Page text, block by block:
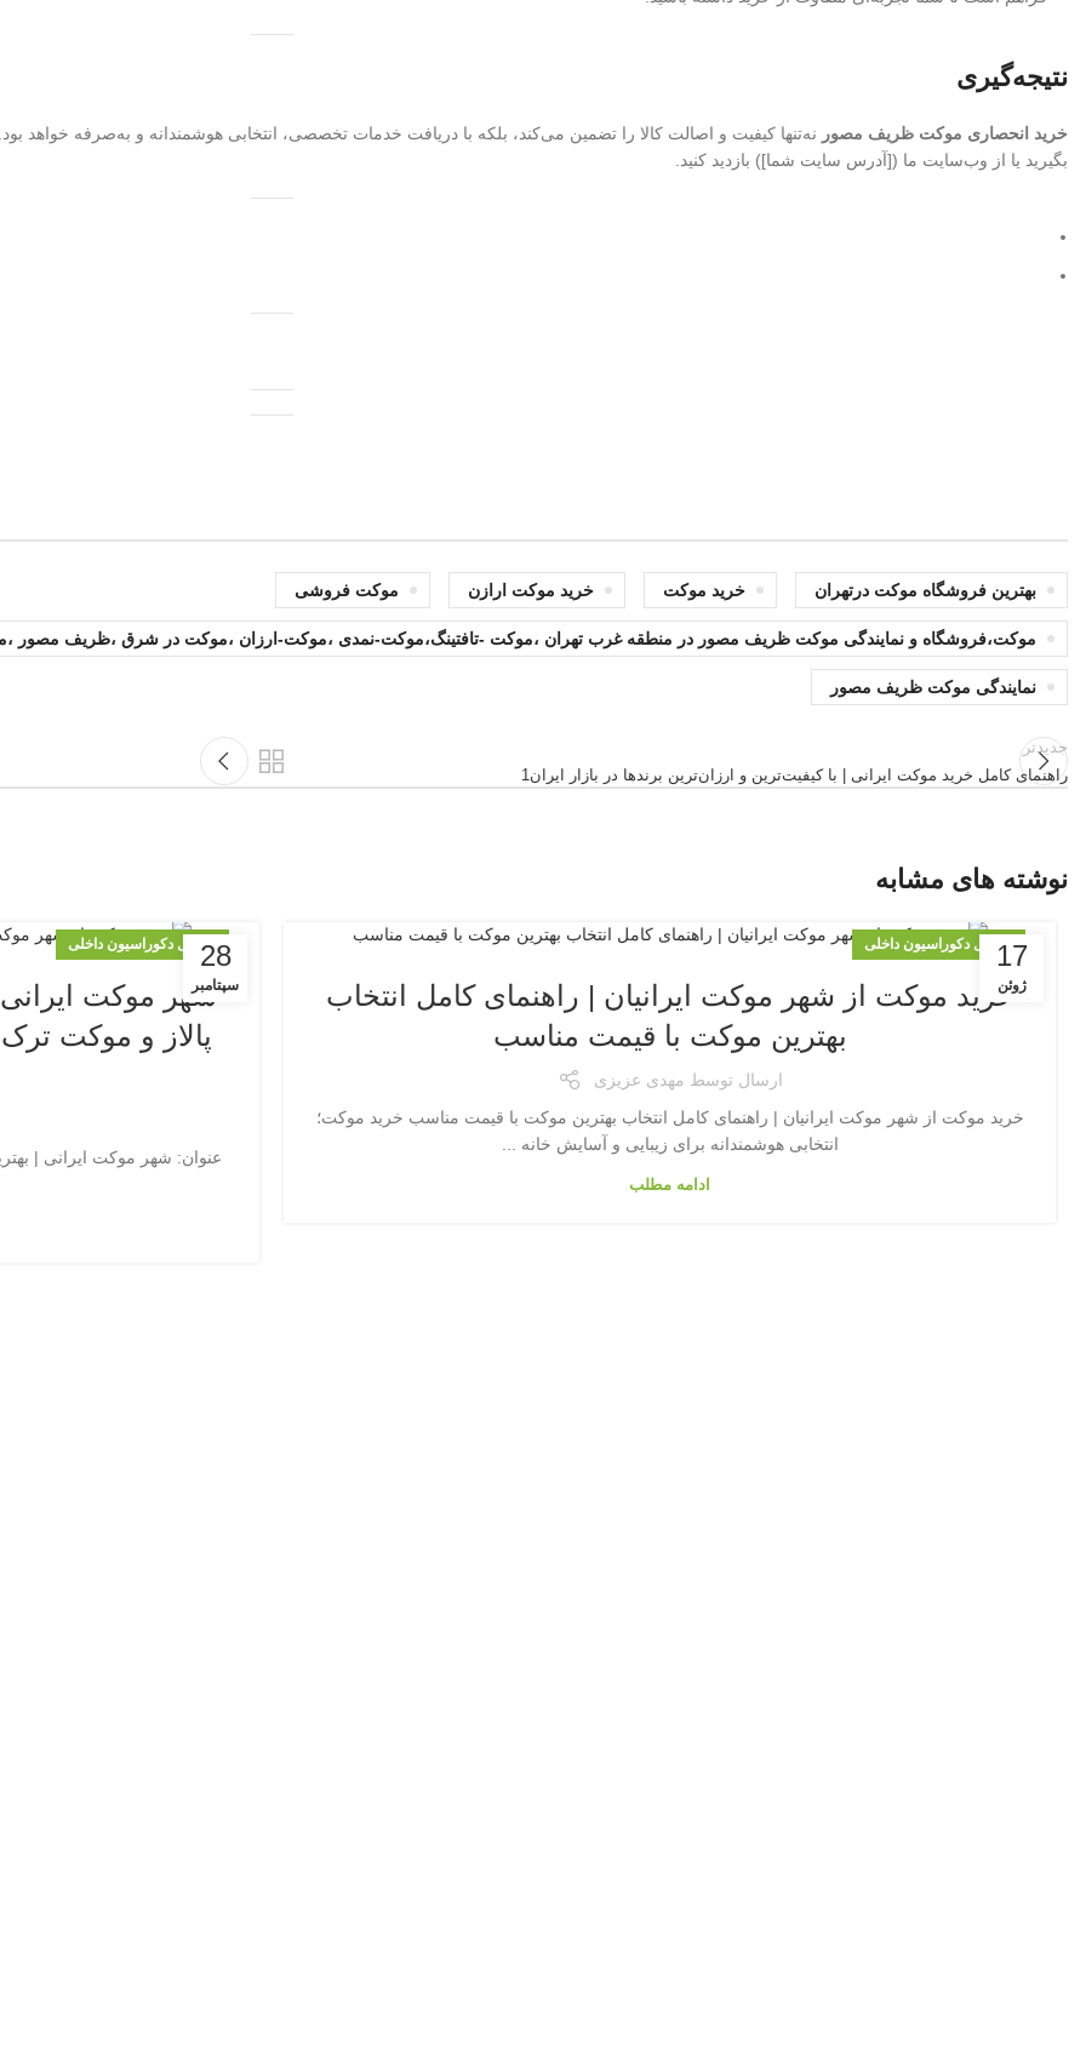
نتیجه‌گیری
خرید انحصاری موکت ظریف مصور نه‌تنها کیفیت و اصالت کالا را تضمین می‌کند، بلکه با دریافت خدمات تخصصی، انتخابی هوشمندانه و به‌صرفه خواهد
بگیرید یا از وب‌سایت ما ([آدرس سایت شما]) بازدید کنید.
بهترین فروشگاه موکت درتهران خرید موکت خرید موکت ارازن موکت فروشی
موکت،فروشگاه و نمایندگی موکت ظریف مصور در منطقه غرب تهران ،موکت -تافتینگ،موکت-نمدی ،موکت-ارزان ،موکت در شرق ،ظریف مصور
نمایندگی موکت ظریف مصور
جدیدتر
راهنمای کامل خرید موکت ایرانی | با کیفیت‌ترین و ارزان‌ترین برندها در بازار ایران1
نوشته های مشابه
17
ژوئن
متریال دکوراسیون داخلی
خرید موکت از شهر موکت ایرانیان | راهنمای کامل انتخاب
بهترین موکت با قیمت مناسب
ارسال توسط
مهدی عزیزی
خرید موکت از شهر موکت ایرانیان | راهنمای کامل انتخاب بهترین موکت با قیمت مناسب خرید موکت؛
انتخابی هوشمندانه برای زیبایی و آسایش خانه ...
ادامه مطلب
28
سپتامبر
متریال دکوراسیون داخلی
شهر موکت
پالاز و موکت
عنوان: شهر موکت ایرانی |